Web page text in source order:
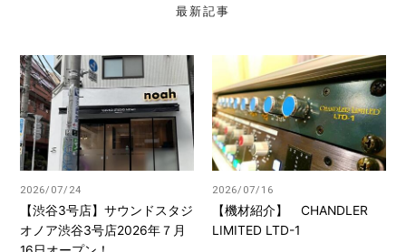
最新記事
2026/07/24
【渋谷3号店】サウンドスタジ
オノア渋谷3号店2026年７月
2026/07/16
【機材紹介】 CHANDLER
LIMITED LTD-1